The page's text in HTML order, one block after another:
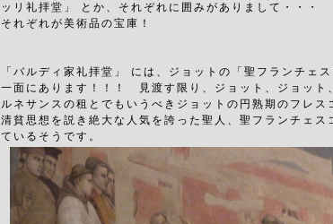
ッリ礼拝堂」 とか、それぞれに囲みがありまして・・・
それぞれが美術品の宝庫！
「バルディ家礼拝堂」 には、ジョットの「聖フランチェ
一面にあります！！！ 見渡す限り、ジョット、ジョット
ルネサンスの租とでもいうべきジョットの円熟期のフレス
清貧思想を説き絶大な人気を誇った聖人、聖フランチェス
ているそうです。